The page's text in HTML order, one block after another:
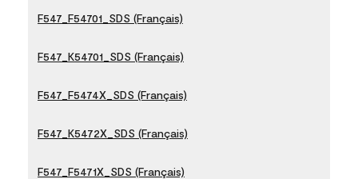
F547_F54701_SDS (Français)
F547_K54701_SDS (Français)
F547_F5474X_SDS (Français)
F547_K5472X_SDS (Français)
F547_F5471X_SDS (Français)